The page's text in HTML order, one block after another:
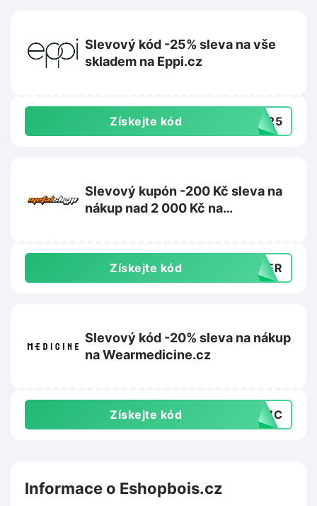
Slevový kód -25% sleva na vše
skladem na Eppi.cz
Získejte kód UN25
Slevový kupón -200 Kč sleva na
nákup nad 2 000 Kč na
Získejte kód MMER
Slevový kód -20% sleva na nákup
na Wearmedicine.cz
Získejte kód EC7C
Informace o Eshopbois.cz